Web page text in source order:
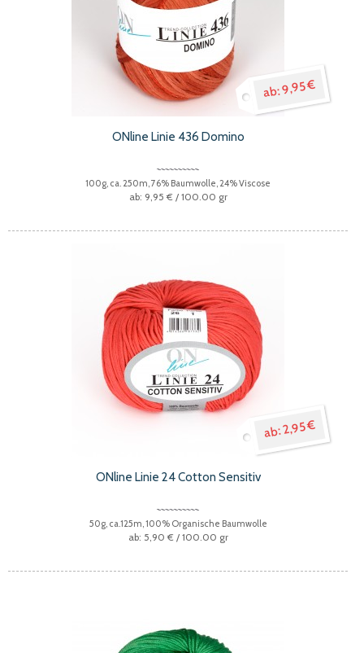
9,95 €
ONline Linie 436 Domino
100g, ca. 250m, 76% Baumwolle, 24% Viscose
9,95 € / 100.00 gr
2,95 €
ONline Linie 24 Cotton Sensitiv
50g, ca.125m, 100% Organische Baumwolle
5,90 € / 100.00 gr